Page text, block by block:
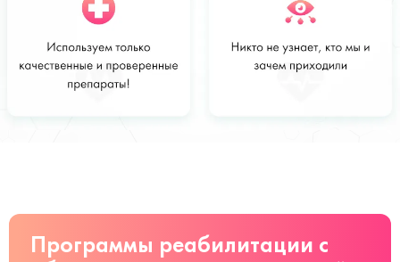
Стоимость
от 3000 руб
Заказать
Программы реабилитации с